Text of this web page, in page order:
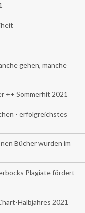
gehen, manche
++ Sommerhit 2021
- erfolgreichstes
Bücher wurden im
Plagiate fördert
Halbjahres 2021